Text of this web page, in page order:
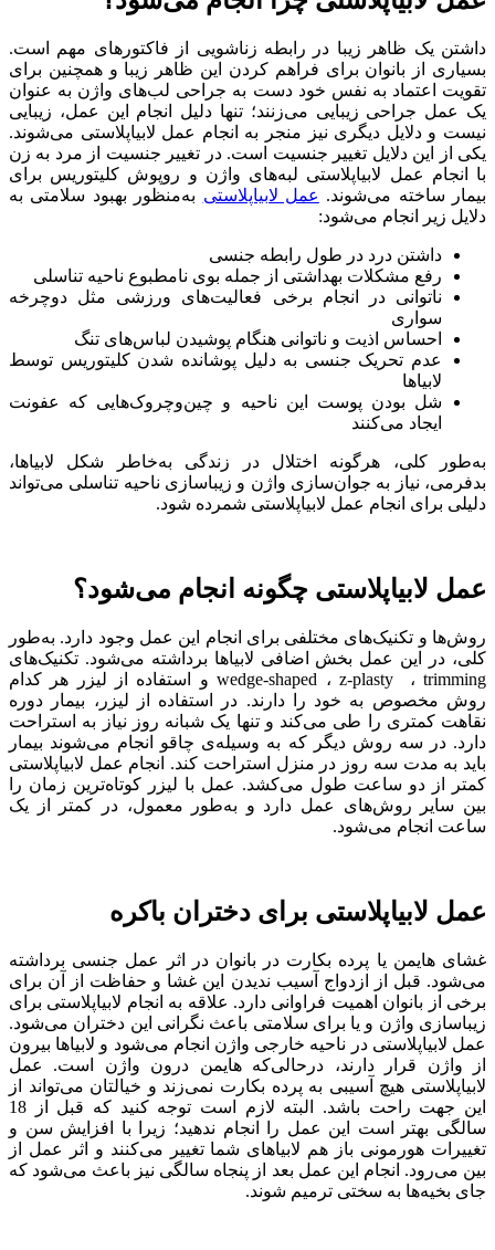
داشتن یک ظاهر زیبا در رابطه زناشویی از فاکتورهای مهم است.
بسیاری از بانوان برای فراهم کردن این ظاهر زیبا و همچنین برای
تقویت اعتماد به نفس خود دست به جراحی لب‌های واژن به عنوان
یک عمل جراحی زیبایی می‌زنند؛ تنها دلیل انجام این عمل، زیبایی
نیست و دلایل دیگری نیز منجر به انجام عمل لابیاپلاستی می‌شوند.
یکی از این دلایل تغییر جنسیت است. در تغییر جنسیت از مرد به زن
با انجام عمل لابیاپلاستی لبه‌های واژن و روپوش کلیتوریس برای
بیمار ساخته می‌شوند. عمل لابیاپلاستی به‌منظور بهبود سلامتی به
دلایل زیر انجام می‌شود:
داشتن درد در طول رابطه جنسی
رفع مشکلات بهداشتی از جمله بوی نامطبوع ناحیه تناسلی
ناتوانی در انجام برخی فعالیت‌های ورزشی مثل دوچرخه
سواری
احساس اذیت و ناتوانی هنگام پوشیدن لباس‌های تنگ
عدم تحریک جنسی به دلیل پوشانده شدن کلیتوریس توسط
لابیاها
شل بودن پوست این ناحیه و چین‌وچروک‌هایی که عفونت
ایجاد می‌کنند
به‌طور کلی، هرگونه اختلال در زندگی به‌خاطر شکل لابیاها،
بدفرمی، نیاز به جوان‌سازی واژن و زیباسازی ناحیه تناسلی می‌تواند
دلیلی برای انجام عمل لابیاپلاستی شمرده شود.
عمل لابیاپلاستی چگونه انجام می‌شود؟
روش‌ها و تکنیک‌های مختلفی برای انجام این عمل وجود دارد. به‌طور
کلی، در این عمل بخش اضافی لابیاها برداشته می‌شود. تکنیک‌های
wedge-shaped ، z-plasty ، trimming و استفاده از لیزر هر کدام
روش مخصوص به خود را دارند. در استفاده از لیزر، بیمار دوره
نقاهت کمتری را طی می‌کند و تنها یک شبانه روز نیاز به استراحت
دارد. در سه روش دیگر که به وسیله‌ی چاقو انجام می‌شوند بیمار
باید به مدت سه روز در منزل استراحت کند. انجام عمل لابیاپلاستی
کمتر از دو ساعت طول می‌کشد. عمل با لیزر کوتاه‌ترین زمان را
بین سایر روش‌های عمل دارد و به‌طور معمول، در کمتر از یک
ساعت انجام می‌شود.
عمل لابیاپلاستی برای دختران باکره
غشای هایمن یا پرده بکارت در بانوان در اثر عمل جنسی برداشته
می‌شود. قبل از ازدواج آسیب ندیدن این غشا و حفاظت از آن برای
برخی از بانوان اهمیت فراوانی دارد. علاقه به انجام لابیاپلاستی برای
زیباسازی واژن و یا برای سلامتی باعث نگرانی این دختران می‌شود.
عمل لابیاپلاستی در ناحیه خارجی واژن انجام می‌شود و لابیاها بیرون
از واژن قرار دارند، درحالی‌که هایمن درون واژن است. عمل
لابیاپلاستی هیچ آسیبی به پرده بکارت نمی‌زند و خیالتان می‌تواند از
این جهت راحت باشد. البته لازم است توجه کنید که قبل از 18
سالگی بهتر است این عمل را انجام ندهید؛ زیرا با افزایش سن و
تغییرات هورمونی باز هم لابیاهای شما تغییر می‌کنند و اثر عمل از
بین می‌رود. انجام این عمل بعد از پنجاه سالگی نیز باعث می‌شود که
جای بخیه‌ها به سختی ترمیم شوند.